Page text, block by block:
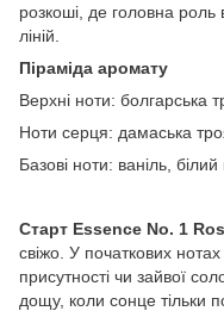
розкоші, де головна роль
ліній.
Піраміда аромату
Верхні ноти: болгарська
Ноти серця: дамаська
Базові ноти: ваніль, білий
Старт Essence No. 1
свіжо. У початкових
присутності чи зайвої
дощу, коли сонце тільки